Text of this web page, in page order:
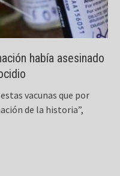
había asesinado
vacunas que por
de la historia”,